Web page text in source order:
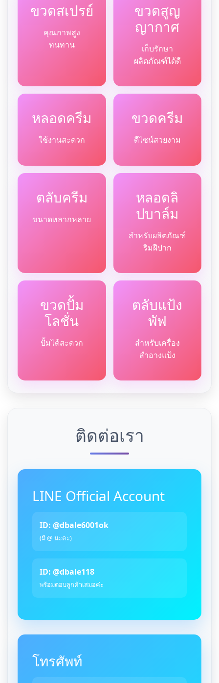
ขวดสเปรย์
คุณภาพสูง
ทนทาน
ขวดสูญ
ญากาศ
เก็บรักษา
ผลิตภัณฑ์ได้ดี
หลอดครีม
ใช้งานสะดวก
ขวดครีม
ดีไซน์สวยงาม
ตลับครีม
ขนาดหลากหลาย
หลอดลิ
ปบาล์ม
สำหรับผลิตภัณฑ์
ริมฝีปาก
ขวดปั้ม
โลชั่น
ปั้มได้สะดวก
ตลับแป้ง
พัฟ
สำหรับเครื่อง
สำอางแป้ง
ติดต่อเรา
LINE Official Account
ID: @dbale6001ok
(มี @ นะคะ)
ID: @dbale118
พร้อมตอบลูกค้าเสมอค่ะ
โทรศัพท์